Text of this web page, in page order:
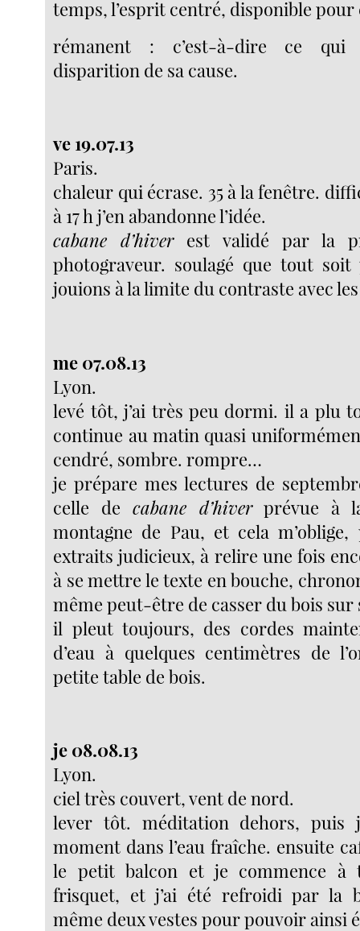
temps, l’esprit centré, disponible pour
rémanent : c’est-à-dire ce qui
disparition de sa cause.
ve 19.07.13
Paris.
chaleur qui écrase. 35 à la fenêtre.
à 17 h j’en abandonne l’idée.
cabane d’hiverest validé par la
photograveur. soulagé que tout soit
jouions à la limite du contraste avec
me 07.08.13
Lyon.
levé tôt, j’ai très peu dormi. il a plu
continue au matin quasi
cendré, sombre. rompre…
je prépare mes lectures de
celle de cabane d’hiverprévue à
montagne de Pau, et cela
extraits judicieux, à relire une fois
à se mettre le texte en bouche,
même peut-être de casser du bois
il pleut toujours, des cordes
d’eau à quelques centimètres de
petite table de bois.
je 08.08.13
Lyon.
ciel très couvert, vent de nord.
lever tôt. méditation dehors, puis
moment dans l’eau fraîche. ensuite
le petit balcon et je commence à
frisquet, et j’ai été refroidi par la
même deux vestes pour pouvoir ainsi